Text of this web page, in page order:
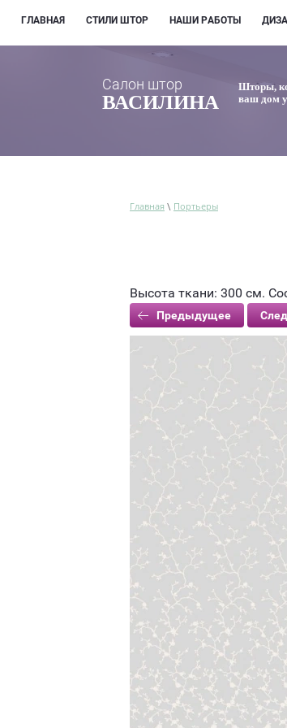
ГЛАВНАЯ СТИЛИ ШТОР НАШИ РАБОТЫ
Салон штор
ВАСИЛИНА
Шторы,
ваш дом
Главная \ Портьеры
Высота ткани: 300 см.
Предыдущее